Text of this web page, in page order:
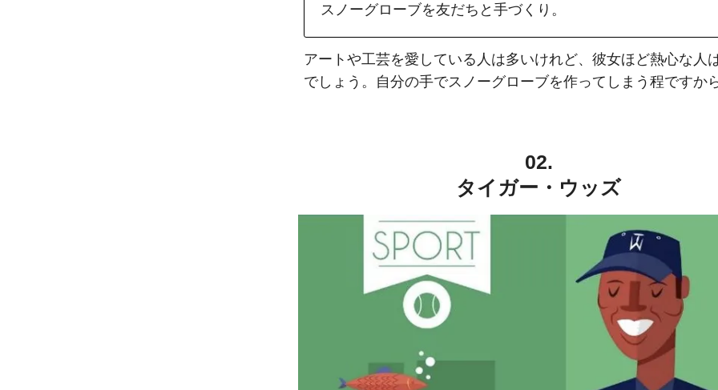
スノーグローブを友だちと手づくり。
アートや工芸を愛している人は多いけれど、彼女ほど熱心な人
でしょう。自分の手でスノーグローブを作ってしまう程ですか
02.
タイガー・ウッズ